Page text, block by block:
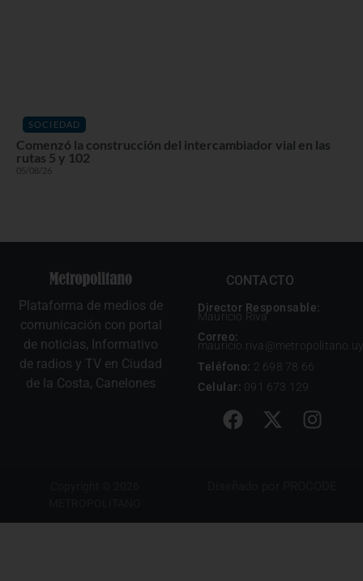
SOCIEDAD
Comenzó la construcción del intercambiador vial en las
rutas 5 y 102
05/08/26
Plataforma de medios de
comunicación con portal
de noticias, Informativo
de radios y TV en Ciudad
de la Costa, Canelones
CONTACTO
Director Responsable:
Mauricio Riva
Correo:
mauricio.riva@metropolitano.uy
Teléfono: 2 698 78 66
Celular: 091 673 129